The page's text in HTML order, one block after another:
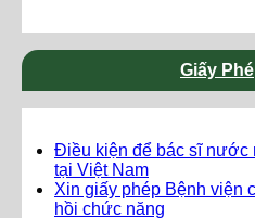
Giấy
Điều kiện để bác sĩ nước
tại Việt Nam
Xin giấy phép Bệnh viện
hồi chức năng